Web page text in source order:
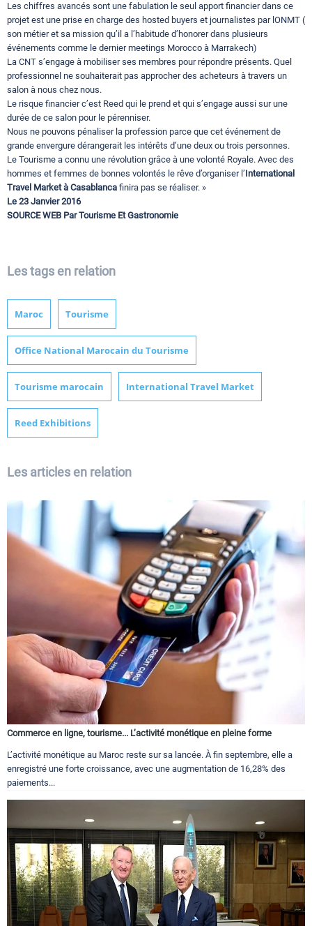
Les chiffres avancés sont une fabulation le seul apport financier dans ce
projet est une prise en charge des hosted buyers et journalistes par lONMT (
son métier et sa mission qu’il a l’habitude d’honorer dans plusieurs
événements comme le dernier meetings Morocco à Marrakech)
La CNT s’engage à mobiliser ses membres pour répondre présents. Quel
professionnel ne souhaiterait pas approcher des acheteurs à travers un
salon à nous chez nous.
Le risque financier c’est Reed qui le prend et qui s’engage aussi sur une
durée de ce salon pour le pérenniser.
Nous ne pouvons pénaliser la profession parce que cet événement de
grande envergure dérangerait les intérêts d’une deux ou trois personnes.
Le Tourisme a connu une révolution grâce à une volonté Royale. Avec des
hommes et femmes de bonnes volontés le rêve d’organiser l’International
Travel Market à Casablanca finira pas se réaliser. »
Le 23 Janvier 2016
SOURCE WEB Par Tourisme Et Gastronomie
Les tags en relation
Maroc Tourisme
Office National Marocain du Tourisme
Tourisme marocain International Travel Market
Reed Exhibitions
Les articles en relation
Commerce en ligne, tourisme... L’activité monétique en pleine forme
L’activité monétique au Maroc reste sur sa lancée. À fin septembre, elle a
enregistré une forte croissance, avec une augmentation de 16,28% des
paiements...